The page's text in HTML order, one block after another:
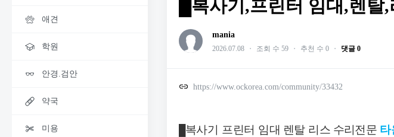
애견
학원
안경.검안
약국
미용
█복사기,프린터 임대,렌
mania
2026.07.08 ・ 조회 수 59 ・ 추천 수 0 ・ 댓글 0
https://www.ockorea.com/community/33432
복사기 프린터 임대 렌탈 리스 수리 전문 타